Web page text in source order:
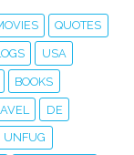
QUOTES
USA
BOOKS
DE
UNFUG